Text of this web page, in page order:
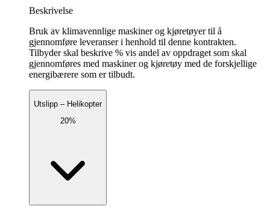
Beskrivelse
Bruk av klimavennlige maskiner og kjøretøyer til å
gjennomføre leveranser i henhold til denne kontrakten.
Tilbyder skal beskrive % vis andel av oppdraget som skal
gjennomføres med maskiner og kjøretøy med de forskjellige
energibærere som er tilbudt.
Utslipp – Helikopter
20%